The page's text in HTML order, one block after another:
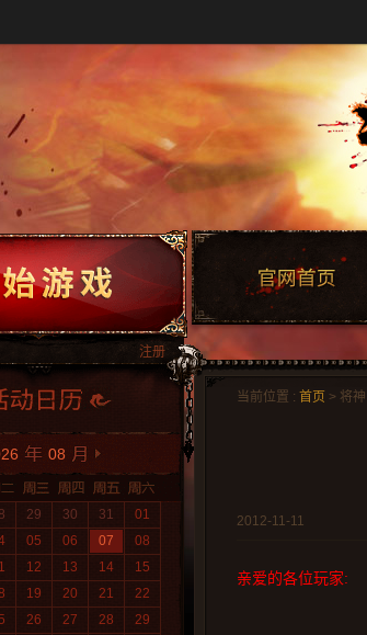
注册
08
29 30 31
01
05 06 07
08
12 13 14
15
19 20 21
22
26 27 28
29
当前位置 : 首页 > 将
2012-11-11
亲爱的各位玩家: